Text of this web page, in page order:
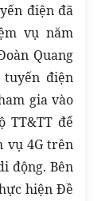
điện đã
vụ năm
Quang
tuyến điện
gia vào
TT&TT để
vụ 4G trên
động. Bên
hiện Đề